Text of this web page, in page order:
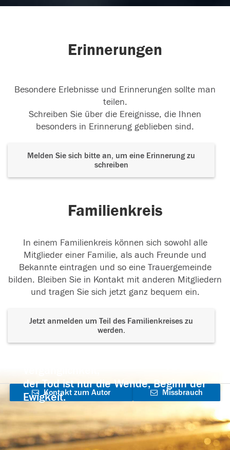
Erinnerungen
Besondere Erlebnisse und Erinnerungen sollte man
teilen.
Schreiben Sie über die Ereignisse, die Ihnen
besonders in Erinnerung geblieben sind.
Melden Sie sich bitte an, um eine Erinnerung zu
schreiben
Familienkreis
In einem Familienkreis können sich sowohl alle
Mitglieder einer Familie, als auch Freunde und
Bekannte eintragen und so eine Trauergemeinde
bilden. Bleiben Sie in Kontakt mit anderen Mitgliedern
und tragen Sie sich jetzt ganz bequem ein.
Jetzt anmelden um Teil des Familienkreises zu
werden.
der Tod ist nur die Wende, Beginn der
Ewigkeit.
Kontakt zum Autor
aufnehmen
Missbrauch